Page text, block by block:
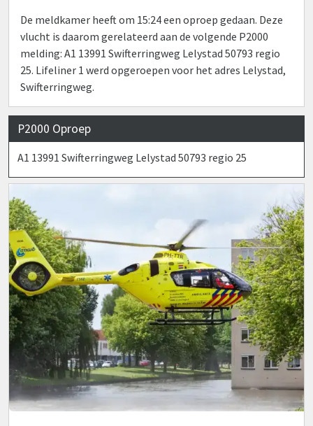
De meldkamer heeft om 15:24 een oproep gedaan. Deze
vlucht is daarom gerelateerd aan de volgende P2000
melding: A1 13991 Swifterringweg Lelystad 50793 regio
25. Lifeliner 1 werd opgeroepen voor het adres Lelystad,
Swifterringweg.
P2000 Oproep
A1 13991 Swifterringweg Lelystad 50793 regio 25